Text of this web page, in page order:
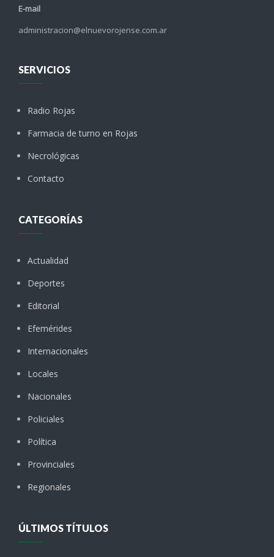
E-mail
administracion@elnuevorojense.com.ar
SERVICIOS
Radio Rojas
Farmacia de turno en Rojas
Necrológicas
Contacto
CATEGORÍAS
Actualidad
Deportes
Editorial
Efemérides
Internacionales
Locales
Nacionales
Policiales
Política
Provinciales
Regionales
ÚLTIMOS TÍTULOS